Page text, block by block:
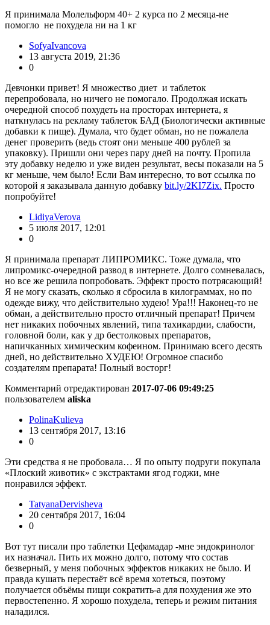
Я принимала Молельформ 40+ 2 курса по 2 месяца-не
помогло не похудела ни на 1 кг
SofyaIvancova
13 августа 2019, 21:36
0
Девчонки привет! Я множество диет и таблеток
перепробовала, но ничего не помогало. Продолжая искать
очередной способ похудеть на просторах интернета, я
наткнулась на рекламу таблеток БАД (Биологически активные
добавки к пище). Думала, что будет обман, но не пожалела
денег проверить (ведь стоят они меньше 400 рублей за
упаковку). Пришли они через пару дней на почту. Пропила
эту добавку неделю и уже виден результат, весы показали на 5
кг меньше, чем было! Если Вам интересно, то вот ссылка по
которой я заказывала данную добавку bit.ly/2KI7Zix. Просто
попробуйте!
LidiyaVerova
5 июля 2017, 12:01
0
Я принимала препарат ЛИПРОМИКС. Тоже думала, что
липромикс-очередной развод в интернете. Долго сомневалась,
но все же решила попробовать. Эффект просто потрясающий!
Я не могу сказать, сколько я сбросила в килограммах, но по
одежде вижу, что действительно худею! Ура!!! Наконец-то не
обман, а действительно просто отличный препарат! Причем
нет никаких побочных явлений, типа тахикардии, слабости,
головной боли, как у др бестолковых препаратов,
напичканных химическим кофеином. Принимаю всего десять
дней, но действительно ХУДЕЮ! Огромное спасибо
создателям препарата! Полный восторг!
Комментарий отредактирован 2017-07-06 09:49:25
пользователем aliska
PolinaKulieva
13 сентября 2017, 13:16
0
Эти средства я не пробовала… Я по опыту подруги покупала
«Плоский животик» с экстрактами ягод годжи, мне
понравился эффект.
TatyanaDervisheva
20 сентября 2017, 16:04
0
Вот тут писали про таблетки Цефамадар -мне эндокринолог
их назначал. Пить их можно долго, потому что состав
безверный, у меня побочных эффектов никаких не было. И
правда кушать перестаёт всё время хотеться, поэтому
получается объёмы пищи сократить-а для похудения же это
первостепенно. Я хорошо похудела, теперь и режим питания
наладился.